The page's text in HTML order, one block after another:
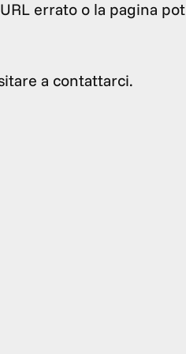
errato o la pagina
a contattarci.